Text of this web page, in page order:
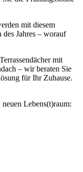
mit diesem
Jahres – worauf
mit
– wir beraten Sie
für Ihr Zuhause.
Lebens(t)raum: